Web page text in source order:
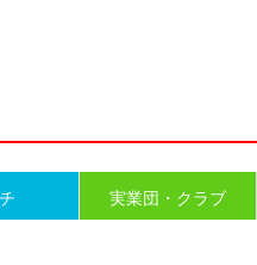
実業団・クラブ